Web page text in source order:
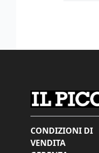
CONDIZIONI DI
VENDITA